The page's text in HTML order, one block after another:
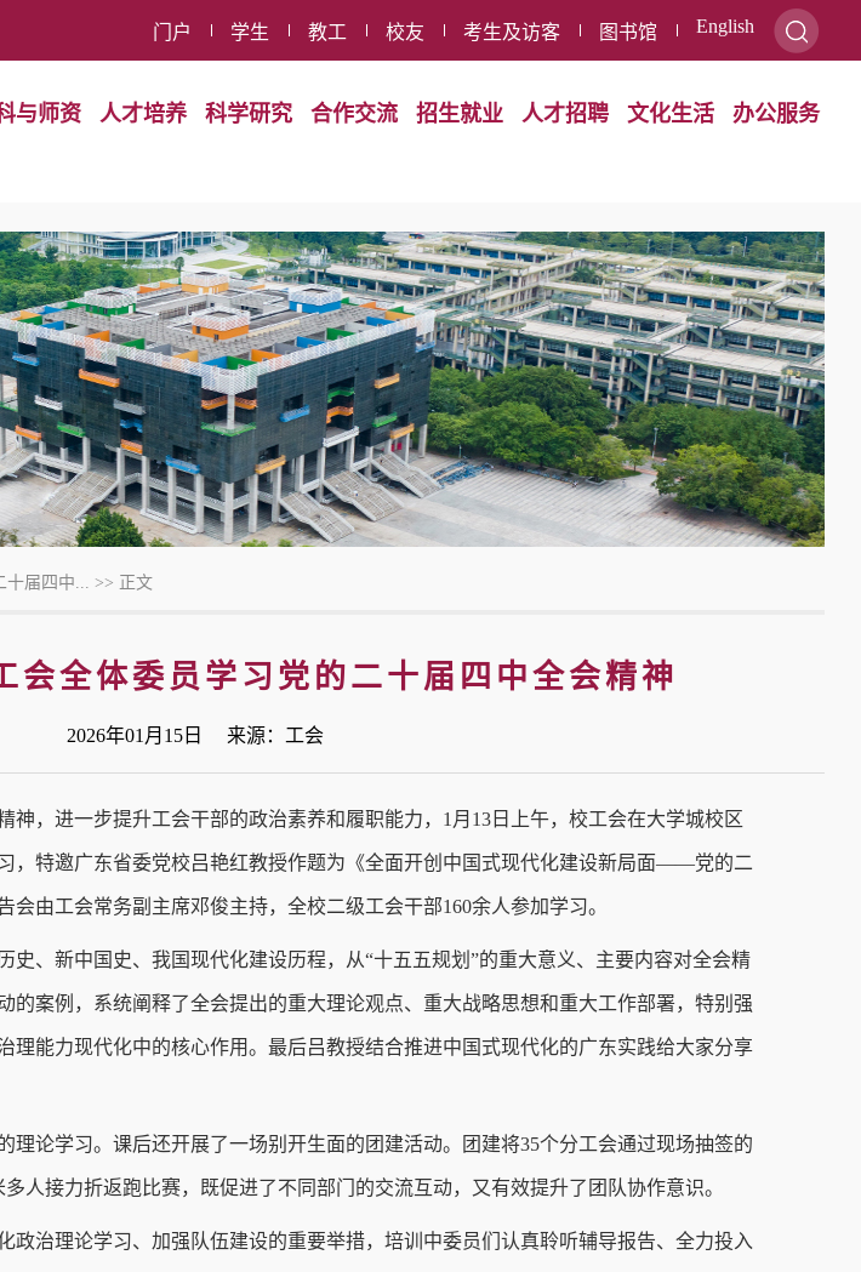
门户 学生 教工 校友 考生及访客 图书馆 English
与师资 人才培养 科学研究 合作交流 招生就业 人才招聘 文化生活 办公服务
十届四中... >> 正文
会全体委员学习党的二十届四中全会精神
2026年01月15日 来源：工会
神，进一步提升工会干部的政治素养和履职能力，1月13日上午，校工会在大学城校区
，特邀广东省委党校吕艳红教授作题为《全面开创中国式现代化建设新局面——党的二
由工会常务副主席邓俊主持，全校二级工会干部160余人参加学习。
史、新中国史、我国现代化建设历程，从“十五五规划”的重大意义、主要内容对全会精
的案例，系统阐释了全会提出的重大理论观点、重大战略思想和重大工作部署，特别强
理能力现代化中的核心作用。最后吕教授结合推进中国式现代化的广东实践给大家分享
理论学习。课后还开展了一场别开生面的团建活动。团建将35个分工会通过现场抽签的
人接力折返跑比赛，既促进了不同部门的交流互动，又有效提升了团队协作意识。
政治理论学习、加强队伍建设的重要举措，培训中委员们认真聆听辅导报告、全力投入